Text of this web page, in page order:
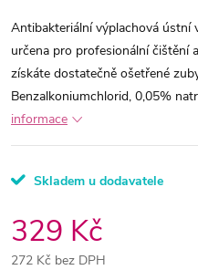
Antibakteriální výplachová ústní
určena pro profesionální čištění
získáte dostatečně ošetřené
Benzalkoniumchlorid, 0,05%
informace
Skladem u dodavatele
329 Kč
272 Kč bez DPH